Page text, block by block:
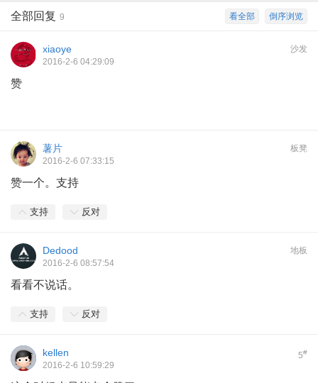
倒序浏览
看全部
全部回复 9
沙发
xiaoye
2016-2-6 04:29:09
赞
板凳
薯片
2016-2-6 07:33:15
赞一个。支持
支持 反对
地板
Dedood
2016-2-6 08:57:54
看看不说话。
支持 反对
5#
kellen
2016-2-6 10:59:29